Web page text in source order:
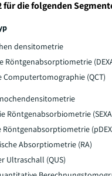
für die folgenden
densitometrie
Röntgenabsorptiometrie
Computertomographie (QCT)
Röntgenabsorbiometrie
Röntgenabsorptiometrie
Absorptiometrie (RA)
Ultraschall (QUS)